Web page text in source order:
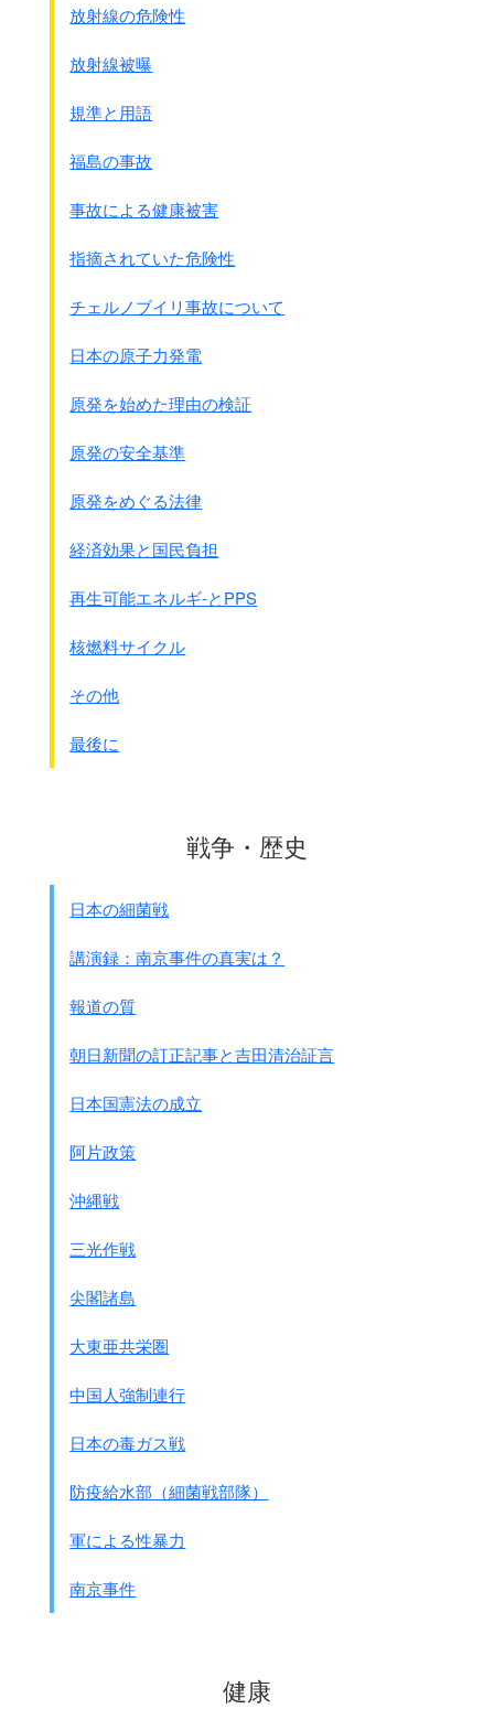
7）ブナで捕獲した別の捕虜の供述では、
という。
あか筒・ガス手投弾などを
9）ブナで捕獲した捕虜の供述によれば、
10）ブナで捕獲したルースリ－フは、
11）Kokodaで捕獲した捕虜の供述によれば、
め、
毒ガス使用を中止する命令を出していますが、
ニュ－ギニア北部のビアク島の山中で孤立した部隊です。
●ビアク島における日本軍の嘔吐性ガス
アメリカ陸軍兵站司令部主任化学将校ジョン・リディ
1945年3月6日夜8時、日本兵が99式あか筒を2本使用し
第579対空警報中隊の5名の兵士が嘔吐した。
が生じた。
その防護効果はなかった。
翌3月7日朝10時15分、フィルム・装備交換所で、
ガスマスクの使用は効果があった。
放射線の危険性
放射線被曝
規準と用語
福島の事故
事故による健康被害
指摘されていた危険性
チェルノブイリ事故について
日本の原子力発電
原発を始めた理由の検証
原発の安全基準
原発をめぐる法律
経済効果と国民負担
再生可能エネルギ-とPPS
核燃料サイクル
その他
最後に
戦争・歴史
日本の細菌戦
講演録：南京事件の真実は？
報道の質
朝日新聞の訂正記事と吉田清治証言
日本国憲法の成立
阿片政策
沖縄戦
三光作戦
尖閣諸島
大東亜共栄圏
中国人強制連行
日本の毒ガス戦
防疫給水部（細菌戦部隊）
軍による性暴力
南京事件
健康